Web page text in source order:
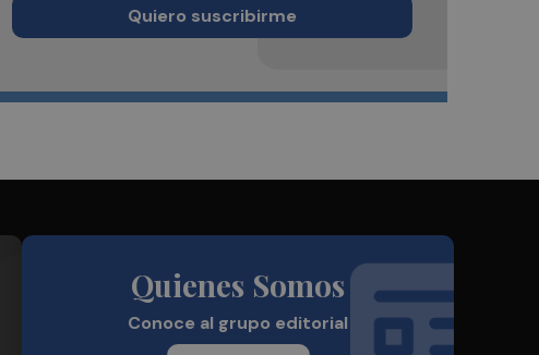
Quiero suscribirme
Quienes Somos
Conoce al grupo editorial